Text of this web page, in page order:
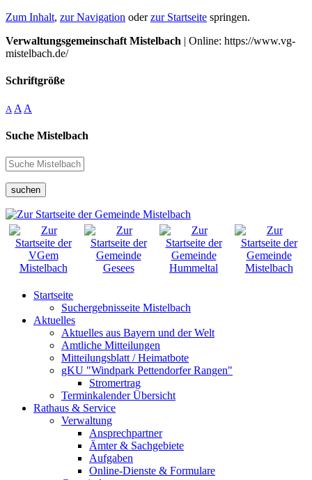
Zum Inhalt, zur Navigation oderzur Startseite springen.
Verwaltungsgemeinschaft Mistelbach | Online: https://www.vg-
mistelbach.de/
Schriftgröße
A A A
Suche Mistelbach
suchen
Startseite
Suchergebnisseite Mistelbach
Aktuelles
Aktuelles aus Bayern und der Welt
Amtliche Mitteilungen
Mitteilungsblatt / Heimatbote
gKU "Windpark Pettendorfer Rangen"
Stromertrag
Terminkalender Übersicht
Rathaus & Service
Verwaltung
Ansprechpartner
Ämter & Sachgebiete
Aufgaben
Online-Dienste & Formulare